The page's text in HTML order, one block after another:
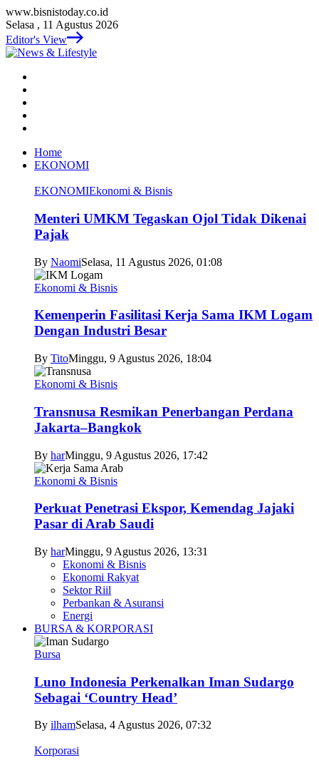
www.bisnistoday.co.id
Selasa , 11 Agustus 2026
Editor's View
Home
EKONOMI
EKONOMIEkonomi & Bisnis
Menteri UMKM Tegaskan Ojol Tidak Dikenai
Pajak
By NaomiSelasa, 11 Agustus 2026, 01:08
Ekonomi & Bisnis
Kemenperin Fasilitasi Kerja Sama IKM Logam
Dengan Industri Besar
By TitoMinggu, 9 Agustus 2026, 18:04
Ekonomi & Bisnis
Transnusa Resmikan Penerbangan Perdana
Jakarta–Bangkok
By harMinggu, 9 Agustus 2026, 17:42
Ekonomi & Bisnis
Perkuat Penetrasi Ekspor, Kemendag Jajaki
Pasar di Arab Saudi
By harMinggu, 9 Agustus 2026, 13:31
Ekonomi & Bisnis
Ekonomi Rakyat
Sektor Riil
Perbankan & Asuransi
Energi
BURSA & KORPORASI
Bursa
Luno Indonesia Perkenalkan Iman Sudargo
Sebagai ‘Country Head’
By ilhamSelasa, 4 Agustus 2026, 07:32
Korporasi